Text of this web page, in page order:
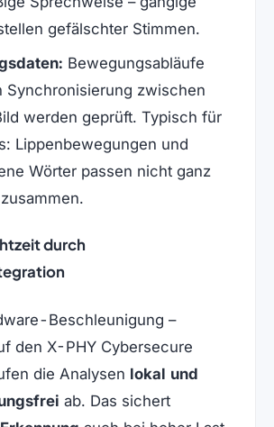
gefälschter Stimmen.
Bewegungsabläufe
Synchronisierung zwischen
werden geprüft. Typisch für
Lippenbewegungen und
Wörter passen nicht ganz
durch
Beschleunigung –
den X-PHY Cybersecure
die Analysen lokal und
ab. Das sichert